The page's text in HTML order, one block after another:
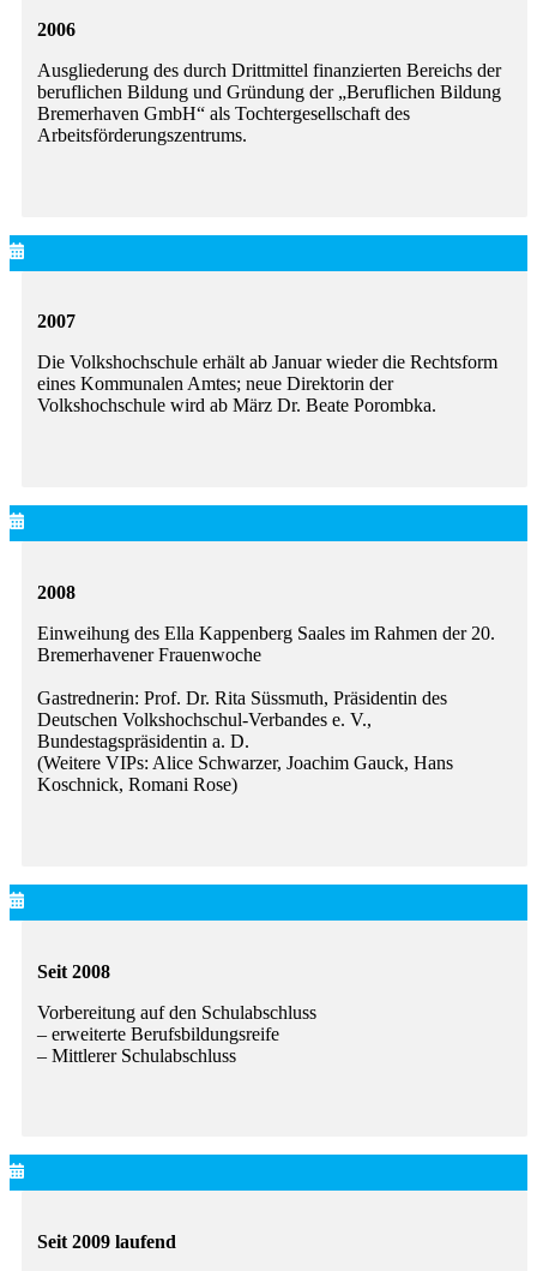
2006
Ausgliederung des durch Drittmittel finanzierten Bereichs der
beruflichen Bildung und Gründung der „Beruflichen Bildung
Bremerhaven GmbH“ als Tochtergesellschaft des
Arbeitsförderungszentrums.
2007
Die Volkshochschule erhält ab Januar wieder die Rechtsform
eines Kommunalen Amtes; neue Direktorin der
Volkshochschule wird ab März Dr. Beate Porombka.
2008
Einweihung des Ella Kappenberg Saales im Rahmen der 20.
Bremerhavener Frauenwoche
Gastrednerin: Prof. Dr. Rita Süssmuth, Präsidentin des
Deutschen Volkshochschul-Verbandes e. V.,
Bundestagspräsidentin a. D.
(Weitere VIPs: Alice Schwarzer, Joachim Gauck, Hans
Koschnick, Romani Rose)
Seit 2008
Vorbereitung auf den Schulabschluss
– erweiterte Berufsbildungsreife
– Mittlerer Schulabschluss
Seit 2009 laufend